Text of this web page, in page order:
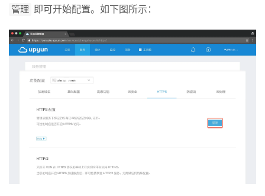
管理 即可开始配置。如下图所示：